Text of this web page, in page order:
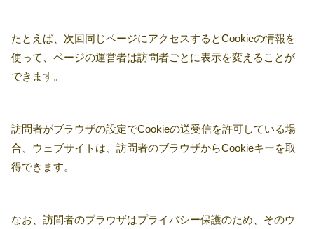
たとえば、次回同じページにアクセスするとCookieの情報を
使って、ページの運営者は訪問者ごとに表示を変えることが
できます。
訪問者がブラウザの設定でCookieの送受信を許可している場
合、ウェブサイトは、訪問者のブラウザからCookieキーを取
得できます。
なお、訪問者のブラウザはプライバシー保護のため、そのウ